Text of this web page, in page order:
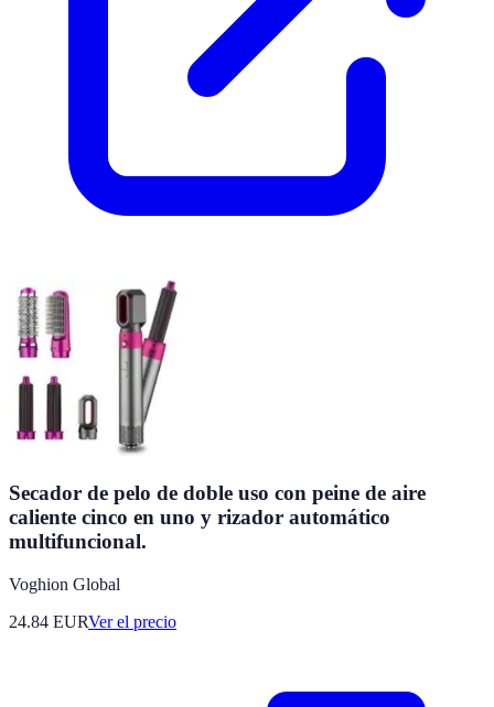
Secador de pelo de doble uso con peine de aire
caliente cinco en uno y rizador automático
multifuncional.
Voghion Global
24.84 EURVer el precio